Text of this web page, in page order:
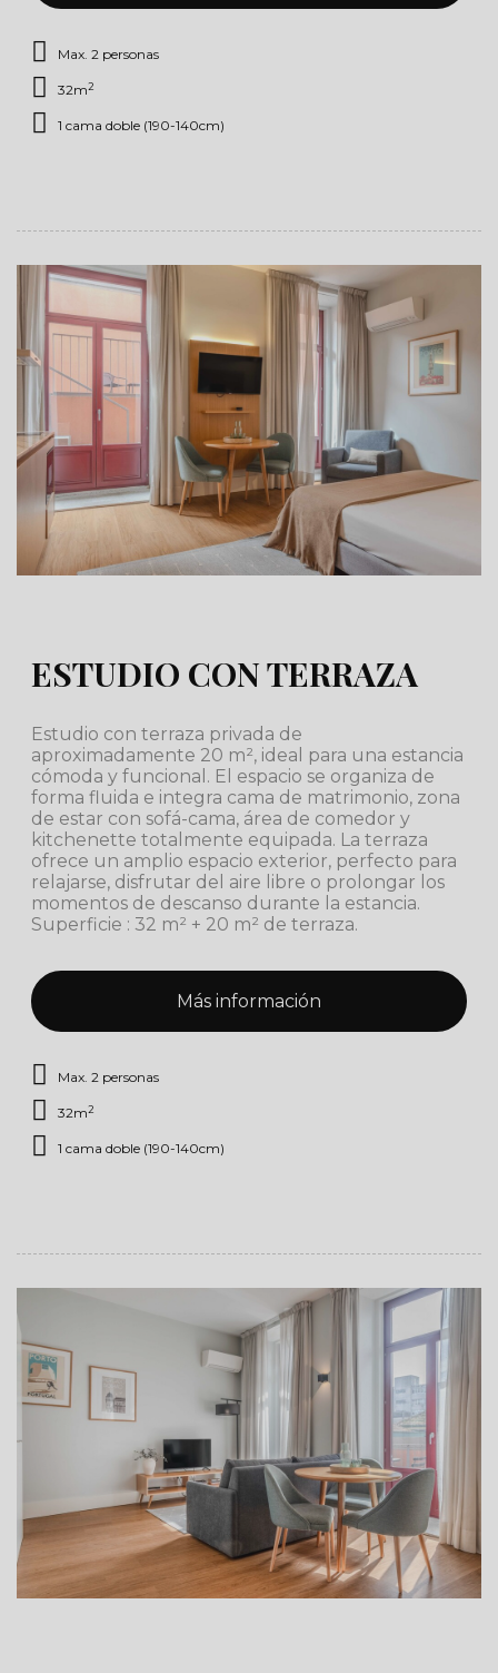
Max. 2 personas
32m2
1 cama doble (190-140cm)
ESTUDIO CON TERRAZA
Estudio con terraza privada de
aproximadamente 20 m², ideal para una estancia
cómoda y funcional. El espacio se organiza de
forma fluida e integra cama de matrimonio, zona
de estar con sofá-cama, área de comedor y
kitchenette totalmente equipada. La terraza
ofrece un amplio espacio exterior, perfecto para
relajarse, disfrutar del aire libre o prolongar los
momentos de descanso durante la estancia.
Superficie : 32 m² + 20 m² de terraza.
Más información
Max. 2 personas
32m2
1 cama doble (190-140cm)